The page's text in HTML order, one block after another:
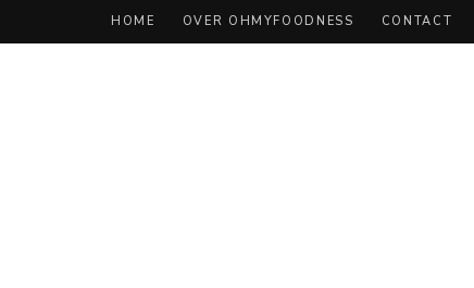
HOME OVER OHMYFOODNESS CONTACT